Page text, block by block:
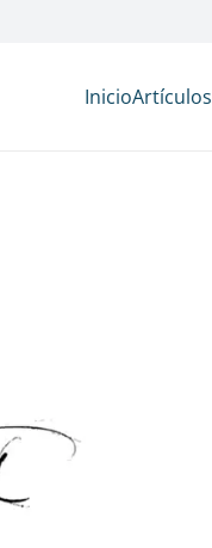
InicioArtículos